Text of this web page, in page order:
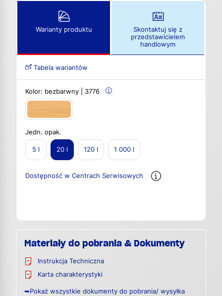
Warianty produktu
Skontaktuj się z
przedstawicielem
handlowym
Tabela wariantów
Kolor: bezbarwny | 3776
Jedn. opak.
5 l 20 l 120 l 1 000 l
Dostępność w Centrach Serwisowych
Materiały do pobrania & Dokumenty
Instrukcja Techniczna
Karta charakterystyki
➥Pokaż wszystkie dokumenty do pobrania/ wysyłka